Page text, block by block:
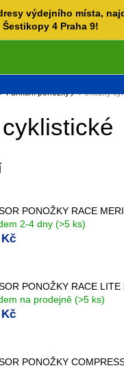
výdejního místa,
Šestikopy 4 Praha 9!
Funkční ponožky Ponožky
PONOŽKY RACE
2-4 dny (>5 ks)
PONOŽKY RACE LITE
na prodejně (>5 ks)
Kč
PONOŽKY